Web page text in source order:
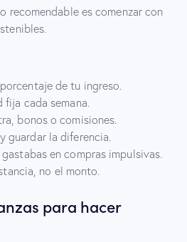
recomendable es comenzar con
de tu ingreso.
fija cada semana.
bonos o comisiones.
guardar la diferencia.
en compras impulsivas.
no el monto.
para hacer